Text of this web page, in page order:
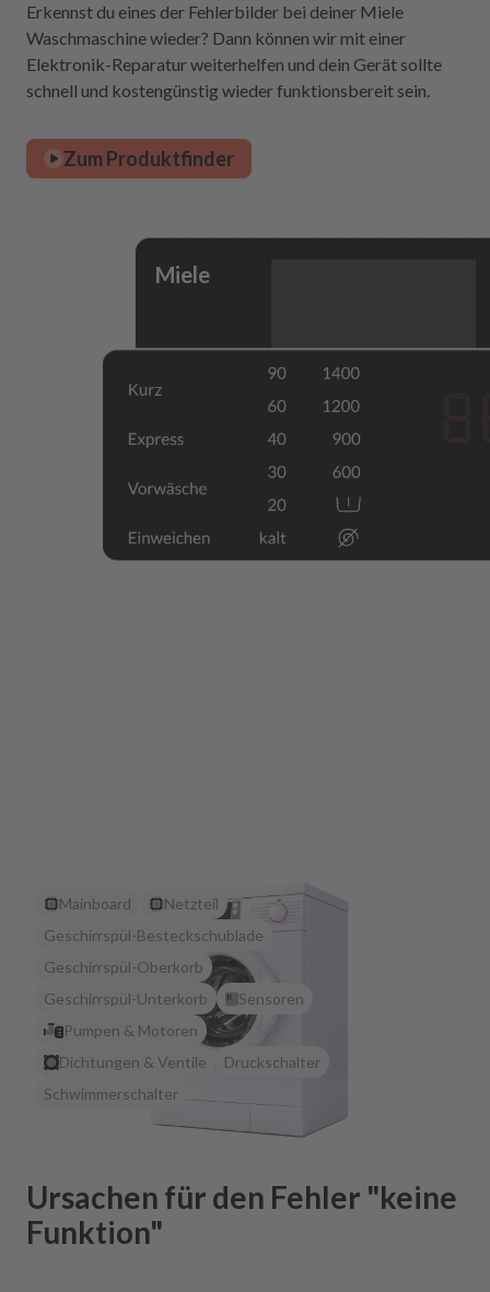
Erkennst du eines der Fehlerbilder bei deiner Miele
Waschmaschine wieder? Dann können wir mit einer
Elektronik-Reparatur weiterhelfen und dein Gerät sollte
schnell und kostengünstig wieder funktionsbereit sein.
Zum Produktfinder
Miele
Mainboard
Netzteil
Geschirrspül-Besteckschublade
Geschirrspül-Oberkorb
Geschirrspül-Unterkorb
Sensoren
Pumpen & Motoren
Dichtungen & Ventile
Druckschalter
Schwimmerschalter
Ursachen für den Fehler "keine
Funktion"